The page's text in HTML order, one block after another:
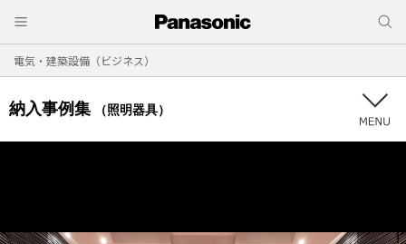
電気・建築設備（ビジネス）
納入事例集 （照明器具）